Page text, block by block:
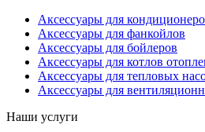
Аксессуары для
Аксессуары для фанкойлов
Аксессуары для бойлеров
Аксессуары для котлов
Аксессуары для тепловых
Аксессуары для
Наши услуги